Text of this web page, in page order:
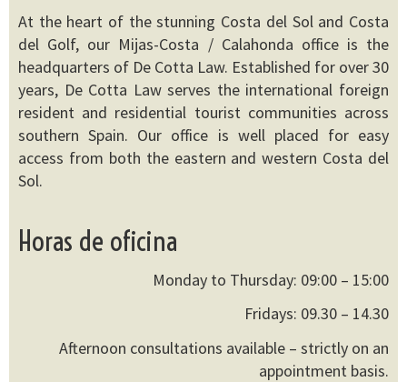
At the heart of the stunning Costa del Sol and Costa
del Golf, our Mijas-Costa / Calahonda office is the
headquarters of De Cotta Law. Established for over 30
years, De Cotta Law serves the international foreign
resident and residential tourist communities across
southern Spain. Our office is well placed for easy
access from both the eastern and western Costa del
Sol.
Horas de oficina
Monday to Thursday: 09:00 – 15:00
Fridays: 09.30 – 14.30
Afternoon consultations available – strictly on an
appointment basis.